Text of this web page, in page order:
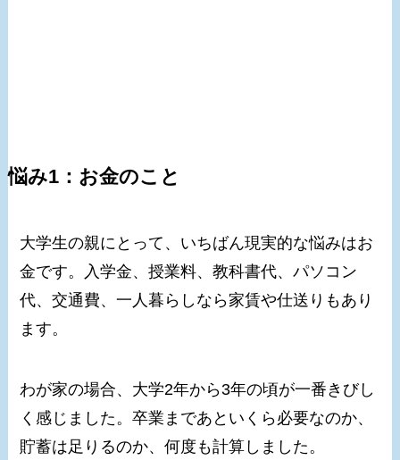
悩み1：お金のこと
大学生の親にとって、いちばん現実的な悩みはお
金です。入学金、授業料、教科書代、パソコン
代、交通費、一人暮らしなら家賃や仕送りもあり
ます。
わが家の場合、大学2年から3年の頃が一番きびし
く感じました。卒業まであといくら必要なのか、
貯蓄は足りるのか、何度も計算しました。